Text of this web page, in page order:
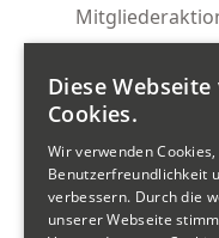
Glarnermesse
Ostwind
Tour de Gwärb
Diese
Cookies.
Wir verwenden
Benutzerfreundlichkeit
verbessern. Durch die
unserer Webseite